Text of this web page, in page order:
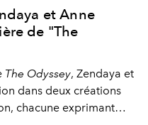
et Anne
de "The
The Odyssey, Zendaya et
dans deux créations
chacune exprimant